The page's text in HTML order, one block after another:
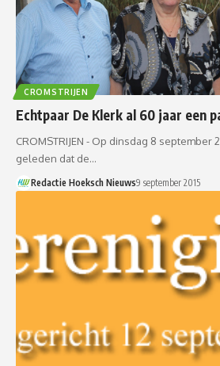
CROMSTRIJEN
Echtpaar De Klerk al 60 jaar een
CROMSTRIJEN - Op dinsdag 8 september
geleden dat de…
Redactie Hoeksch Nieuws9 september 2015